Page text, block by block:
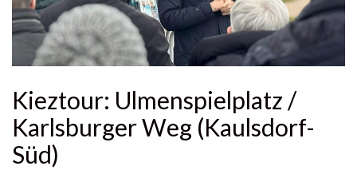
Kieztour: Ulmenspielplatz /
Karlsburger Weg (Kaulsdorf-
Süd)